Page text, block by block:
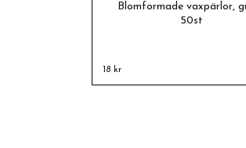
Blomformade vaxpärlor,
50st
18 kr